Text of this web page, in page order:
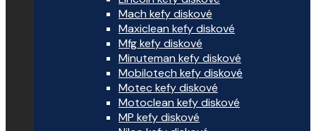
Mach kefy diskové
Maxiclean kefy diskové
Mfg kefy diskové
Minuteman kefy diskové
Mobilotech kefy diskové
Motec kefy diskové
Motoclean kefy diskové
MP kefy diskové